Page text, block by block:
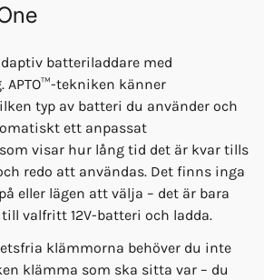
batteriladdare med
APTO™-tekniken känner
typ av batteri du använder och
ett anpassat
visar hur lång tid det är kvar tills
redo att användas. Det finns inga
eller lägen att välja – det är bara
valfritt 12V-batteri och ladda.
klämmorna behöver du inte
klämma som ska sitta var – du